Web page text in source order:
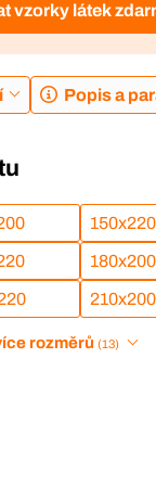
vzorky látek
Popis a
150x220
180x200
210x200
rozměrů (13)